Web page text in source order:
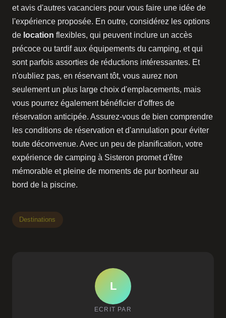
et avis d'autres vacanciers pour vous faire une idée de
l'expérience proposée. En outre, considérez les options
de location flexibles, qui peuvent inclure un accès
précoce ou tardif aux équipements du camping, et qui
sont parfois assorties de réductions intéressantes. Et
n'oubliez pas, en réservant tôt, vous aurez non
seulement un plus large choix d'emplacements, mais
vous pourrez également bénéficier d'offres de
réservation anticipée. Assurez-vous de bien comprendre
les conditions de réservation et d'annulation pour éviter
toute déconvenue. Avec un peu de planification, votre
expérience de camping à Sisteron promet d'être
mémorable et pleine de moments de pur bonheur au
bord de la piscine.
Destinations
L
ECRIT PAR